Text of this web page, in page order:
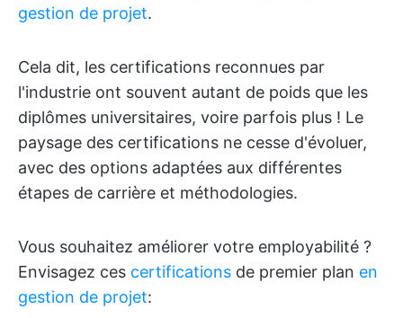
gestion de projet.
Cela dit, les certifications reconnues par
l'industrie ont souvent autant de poids que les
diplômes universitaires, voire parfois plus ! Le
paysage des certifications ne cesse d'évoluer,
avec des options adaptées aux différentes
étapes de carrière et méthodologies.
Vous souhaitez améliorer votre employabilité ?
Envisagez ces certifications de premier plan en
gestion de projet: